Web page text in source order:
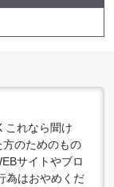
これなら聞け
のためのもの
サイトやブロ
為はおやめくだ